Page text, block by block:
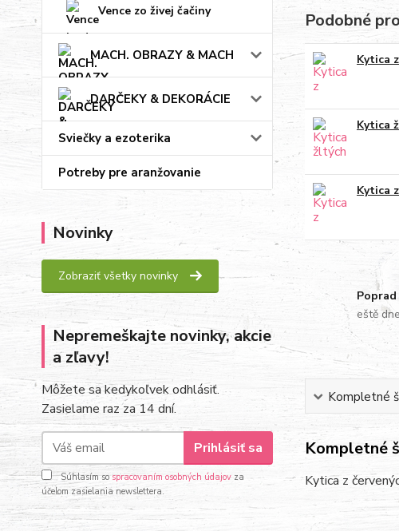
Vence zo živej čačiny
MACH. OBRAZY & MACH
DARČEKY & DEKORÁCIE
Sviečky a ezoterika
Potreby pre aranžovanie
Novinky
Zobraziť všetky novinky
Nepremeškajte novinky, akcie
a zľavy!
Môžete sa kedykoľvek odhlásiť.
Zasielame raz za 14 dní.
Prihlásiť sa
Súhlasím so spracovaním osobných údajov za
účelom zasielania newslettera.
Podobné
Kytica
Kytica
Kytica
eště
Kompletné
Kompletné
Kytica z